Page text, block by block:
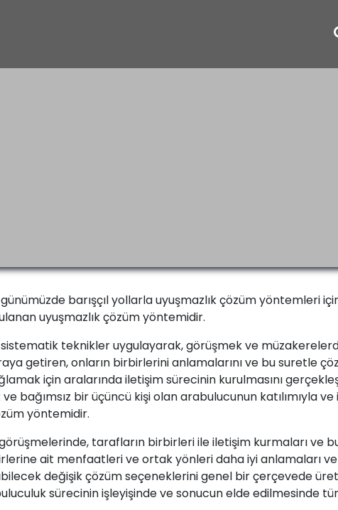
barışçıl yollarla uyuşmazlık çözüm yöntemleri
uyuşmazlık çözüm yöntemidir.
teknikler uygulayarak, görüşmek ve
getiren, onların birbirlerini anlamalarını ve bu suretle
için aralarında iletişim sürecinin kurulmasını
ve bağımsız bir üçüncü kişi olan arabulucunun katılımıyla
yöntemidir.
tarafların birbirleri ile iletişim kurmaları ve
ait menfaatleri ve ortak yönleri daha iyi anlamaları
değişik çözüm seçeneklerini genel bir çerçevede
sürecinin işleyişinde ve sonucun elde edilmesinde